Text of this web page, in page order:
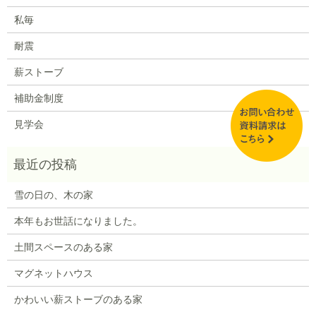
私毎
耐震
薪ストーブ
補助金制度
見学会
雪の日の、木の家
本年もお世話になりました。
土間スペースのある家
マグネットハウス
かわいい薪ストーブのある家